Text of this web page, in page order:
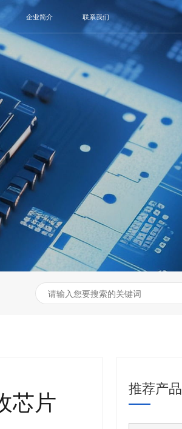
企业简介 联系我们
芯片 推荐产品